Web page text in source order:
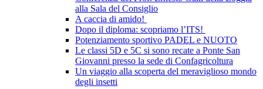
alla Sala del Consiglio
A caccia di amido!
Dopo il diploma: scopriamo l’ITS!
Potenziamento sportivo PADEL e NUOTO
Le classi 5D e 5C si sono recate a Ponte San
Giovanni presso la sede di Confagricoltura
Un viaggio alla scoperta del meraviglioso mondo
degli insetti